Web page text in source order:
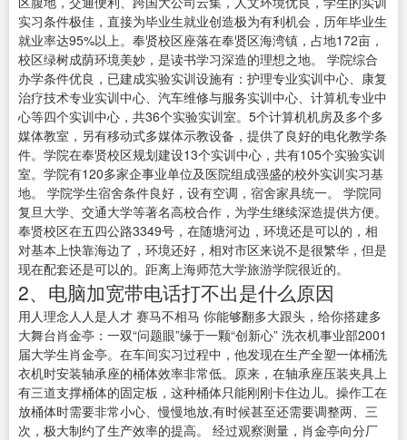
实习条件极佳，直接为毕业生就业创造极为有利机会，历年毕业生
就业率达95%以上。奉贤校区座落在奉贤区海湾镇，占地172亩，
校区绿树成荫环境美妙，是读书学习深造的理想之地。 学院综合
办学条件优良，已建成实验实训设施有：护理专业实训中心、康复
治疗技术专业实训中心、汽车维修与服务实训中心、计算机专业中
心等四个实训中心，共36个实验实训室。5个计算机机房及多个多
媒体教室，另有移动式多媒体示教设备，提供了良好的电化教学条
件。学院在奉贤校区规划建设13个实训中心，共有105个实验实训
室。学院有120多家企事业单位及医院组成强盛的校外实训实习基
地。 学院学生宿舍条件良好，设有空调，宿舍家具统一。 学院同
复旦大学、交通大学等著名高校合作，为学生继续深造提供方便。
奉贤校区在五四公路3349号，在随塘河边，环境还是可以的，相
对基本上快靠海边了，环境还好，相对市区来说不是很繁华，但是
现在配套还是可以的。距离上海师范大学旅游学院很近的。
2、电脑加宽带电话打不出是什么原因
用人理念人人是人才 赛马不相马 你能够翻多大跟头，给你搭建多
大舞台肖金亭：一双“问题眼”缘于一颗“创新心” 洗衣机事业部2001
届大学生肖金亭。在车间实习过程中，他发现在生产全塑一体桶洗
衣机时安装轴承座的桶体效率非常低。原来，在轴承座压装夹具上
有三道支撑桶体的固定板，这种桶体只能刚刚卡住边儿。操作工在
放桶体时需要非常小心、慢慢地放,有时候甚至还需要调整两、三
次，极大制约了生产效率的提高。 经过观察测量，肖金亭向分厂